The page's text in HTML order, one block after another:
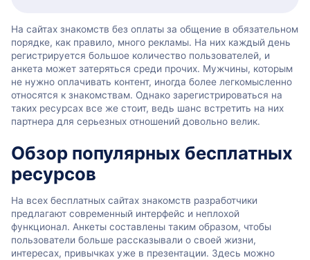
На сайтах знакомств без оплаты за общение в обязательном
порядке, как правило, много рекламы. На них каждый день
регистрируется большое количество пользователей, и
анкета может затеряться среди прочих. Мужчины, которым
не нужно оплачивать контент, иногда более легкомысленно
относятся к знакомствам. Однако зарегистрироваться на
таких ресурсах все же стоит, ведь шанс встретить на них
партнера для серьезных отношений довольно велик.
Обзор популярных бесплатных
ресурсов
На всех бесплатных сайтах знакомств разработчики
предлагают современный интерфейс и неплохой
функционал. Анкеты составлены таким образом, чтобы
пользователи больше рассказывали о своей жизни,
интересах, привычках уже в презентации. Здесь можно